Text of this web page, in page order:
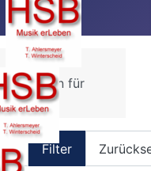
Magazin für
Filter